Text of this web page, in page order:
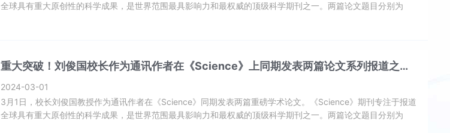
全球具有重大原创性的科学成果，是世界范围最具影响力和最权威的顶级科学期刊之一。两篇论文题目分别为
重大突破！刘俊国校长作为通讯作者在《Science》上同期发表两篇论文系列报道之
一： 人为气候影响全球河川径流季节性
2024-03-01
3月1日，校长刘俊国教授作为通讯作者在《Science》同期发表两篇重磅学术论文。《Science》期刊专注于报道
全球具有重大原创性的科学成果，是世界范围最具影响力和最权威的顶级科学期刊之一。两篇论文题目分别为